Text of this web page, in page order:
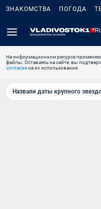
ЗНАКОМСТВА ПОГОДА
На информационном ресурсе
файлы. Оставаясь на сайте, вы
согласиена их использование.
Назвали даты крупного